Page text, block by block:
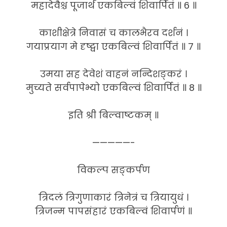
महादेवैश्च पूजार्थं एकबिल्वं शिवार्पितं ॥ 6 ॥
काशीक्षेत्रे निवासं च कालभैरव दर्शनं ।
गयाप्रयाग मे दृष्ट्वा एकबिल्वं शिवार्पितं ॥ 7 ॥
उमया सह देवेशं वाहनं नन्दिशङ्करं ।
मुच्यते सर्वपापेभ्यो एकबिल्वं शिवार्पितं ॥ 8 ॥
इति श्री बिल्वाष्टकम् ॥
—————-
विकल्प सङ्कर्पण
त्रिदलं त्रिगुणाकारं त्रिनेत्रं च त्रियायुधं ।
त्रिजन्म पापसंहारं एकबिल्वं शिवार्पणं ॥